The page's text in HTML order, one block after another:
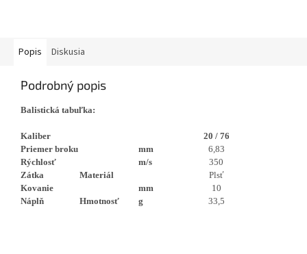
Popis Diskusia
Podrobný popis
Balistická tabuľka:
Kaliber
20 / 76
Priemer broku
mm
6,83
Rýchlosť
m/s
350
Zátka
Materiál
Plsť
Kovanie
mm
10
Náplň
Hmotnosť g 33,5